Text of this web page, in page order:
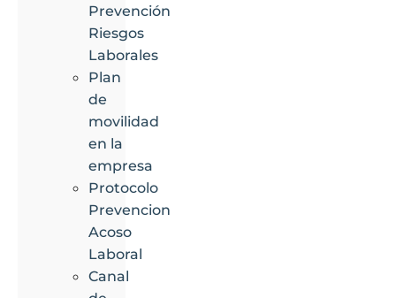
Prevención
Riesgos
Laborales
Plan
de
movilidad
en la
empresa
Protocolo
Prevencion
Acoso
Laboral
Canal